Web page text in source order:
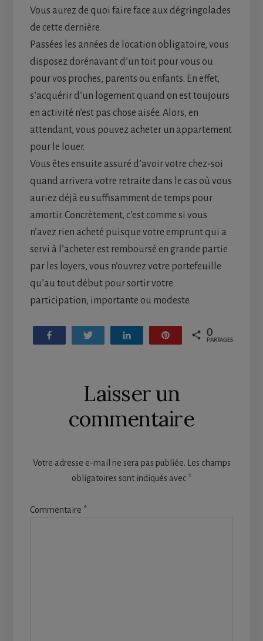
Vous aurez de quoi faire face aux dégringolades
de cette dernière.
Passées les années de location obligatoire, vous
disposez dorénavant d’un toit pour vous ou
pour vos proches, parents ou enfants. En effet,
s’acquérir d’un logement quand on est toujours
en activité n’est pas chose aisée. Alors, en
attendant, vous pouvez acheter un appartement
pour le louer.
Vous êtes ensuite assuré d’avoir votre chez-soi
quand arrivera votre retraite dans le cas où vous
auriez déjà eu suffisamment de temps pour
amortir. Concrètement, c’est comme si vous
n’avez rien acheté puisque votre emprunt qui a
servi à l’acheter est remboursé en grande partie
par les loyers, vous n’ouvrez votre portefeuille
qu’au tout début pour sortir votre
participation, importante ou modeste.
Partagez Tweetez Partagez Enregistrer
0
PARTAGES
Reader
Interactions
Laisser un
commentaire
Votre adresse e-mail ne sera pas publiée. Les champs
obligatoires sont indiqués avec *
Commentaire *